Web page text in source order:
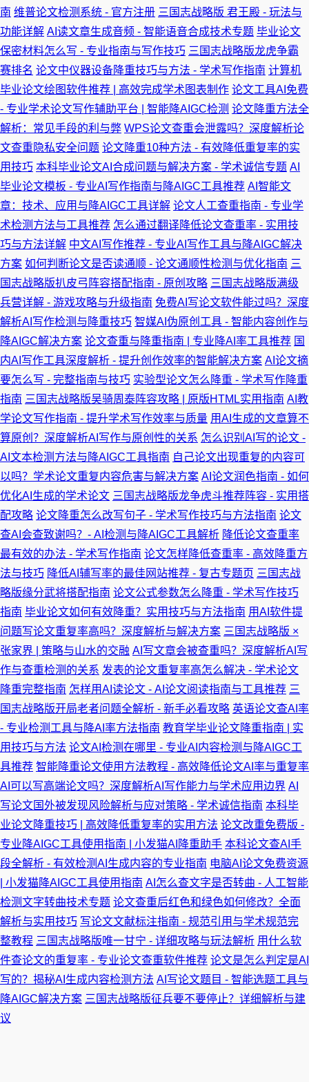
南 维普论文检测系统 - 官方注册 三国志战略版 君王殿 - 玩法与
功能详解 AI读文章生成音频 - 智能语音合成技术专题 毕业论文
保密材料怎么写 - 专业指南与写作技巧 三国志战略版龙虎争霸
赛排名 论文中仪器设备降重技巧与方法 - 学术写作指南 计算机
毕业论文绘图软件推荐 | 高效完成学术图表制作 论文工具AI免费
- 专业学术论文写作辅助平台 | 智能降AIGC检测 论文降重方法全
解析：常见手段的利与弊 WPS论文查重会泄露吗？深度解析论
文查重隐私安全问题 论文降重10种方法 - 有效降低重复率的实
用技巧 本科毕业论文AI合成问题与解决方案 - 学术诚信专题 AI
毕业论文模板 - 专业AI写作指南与降AIGC工具推荐 AI智能文
章：技术、应用与降AIGC工具详解 论文人工查重指南 - 专业学
术检测方法与工具推荐 怎么通过翻译降低论文查重率 - 实用技
巧与方法详解 中文AI写作推荐 - 专业AI写作工具与降AIGC解决
方案 如何判断论文是否读通顺 - 论文通顺性检测与优化指南 三
国志战略版扒皮弓阵容搭配指南 - 原创攻略 三国志战略版满级
兵营详解 - 游戏攻略与升级指南 免费AI写论文软件能过吗？深度
解析AI写作检测与降重技巧 智媒AI伪原创工具 - 智能内容创作与
降AIGC解决方案 论文查重与降重指南 | 专业降AI率工具推荐 国
内AI写作工具深度解析 - 提升创作效率的智能解决方案 AI论文摘
要怎么写 - 完整指南与技巧 实验型论文怎么降重 - 学术写作降重
指南 三国志战略版吴骑周泰阵容攻略 | 原版HTML实用指南 AI教
学论文写作指南 - 提升学术写作效率与质量 用AI生成的文章算不
算原创？深度解析AI写作与原创性的关系 怎么识别AI写的论文 -
AI文本检测方法与降AIGC工具指南 自己论文出现重复的内容可
以吗？学术论文重复内容危害与解决方案 AI论文润色指南 - 如何
优化AI生成的学术论文 三国志战略版龙争虎斗推荐阵容 - 实用搭
配攻略 论文降重怎么改写句子 - 学术写作技巧与方法指南 论文
查AI会查致谢吗？- AI检测与降AIGC工具解析 降低论文查重率
最有效的办法 - 学术写作指南 论文怎样降低查重率 - 高效降重方
法与技巧 降低AI辅写率的最佳网站推荐 - 复古专题页 三国志战
略版缘分武将搭配指南 论文公式参数怎么降重 - 学术写作技巧
指南 毕业论文如何有效降重？实用技巧与方法指南 用AI软件提
问题写论文重复率高吗？深度解析与解决方案 三国志战略版 ×
张家界 | 策略与山水的交融 AI写文章会被查重吗？深度解析AI写
作与查重检测的关系 发表的论文重复率高怎么解决 - 学术论文
降重完整指南 怎样用AI读论文 - AI论文阅读指南与工具推荐 三
国志战略版开局老者问题全解析 - 新手必看攻略 英语论文查AI率
- 专业检测工具与降AI率方法指南 教育学毕业论文降重指南 | 实
用技巧与方法 论文AI检测在哪里 - 专业AI内容检测与降AIGC工
具推荐 智能降重论文使用方法教程 - 高效降低论文AI率与重复率
AI可以写高端论文吗？深度解析AI写作能力与学术应用边界 AI
写论文国外被发现风险解析与应对策略 - 学术诚信指南 本科毕
业论文降重技巧 | 高效降低重复率的实用方法 论文改重免费版 -
专业降AIGC工具使用指南 | 小发猫AI降重助手 本科论文查AI手
段全解析 - 有效检测AI生成内容的专业指南 电脑AI论文免费资源
| 小发猫降AIGC工具使用指南 AI怎么查文字是否转曲 - 人工智能
检测文字转曲技术专题 论文查重后红色和绿色如何修改？全面
解析与实用技巧 写论文文献标注指南 - 规范引用与学术规范完
整教程 三国志战略版唯一甘宁 - 详细攻略与玩法解析 用什么软
件查论文的重复率 - 专业论文查重软件推荐 论文是怎么判定是AI
写的？揭秘AI生成内容检测方法 AI写论文题目 - 智能选题工具与
降AIGC解决方案 三国志战略版征兵要不要停止？详细解析与建
议